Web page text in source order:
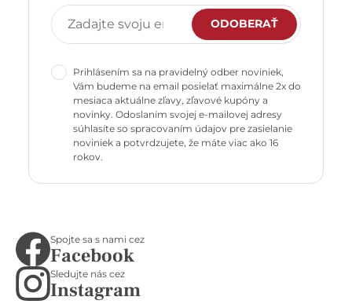
ODOBERAŤ
Prihlásením sa na pravidelný odber noviniek,
Vám budeme na email posielať maximálne 2x do
mesiaca aktuálne zľavy, zľavové kupóny a
novinky. Odoslaním svojej e-mailovej adresy
súhlasíte so spracovaním údajov pre zasielanie
noviniek a potvrdzujete, že máte viac ako 16
rokov.
Spojte sa s nami cez
Facebook
Sledujte nás cez
Instagram